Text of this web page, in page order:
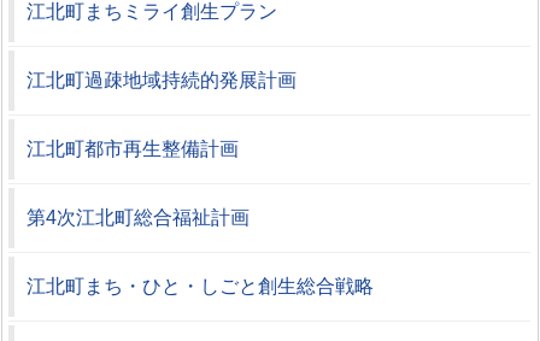
江北町まちミライ創生プラン
江北町過疎地域持続的発展計画
江北町都市再生整備計画
第4次江北町総合福祉計画
江北町まち・ひと・しごと創生総合戦略